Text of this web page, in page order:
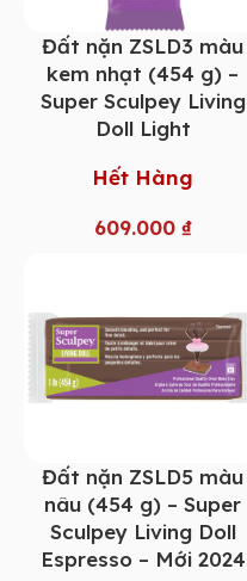
Đất nặn ZSLD3 màu
kem nhạt (454 g) –
Super Sculpey Living
Doll Light
Hết Hàng
609.000 ₫
Đất nặn ZSLD5 màu
nâu (454 g) – Super
Sculpey Living Doll
Espresso – Mới 2024